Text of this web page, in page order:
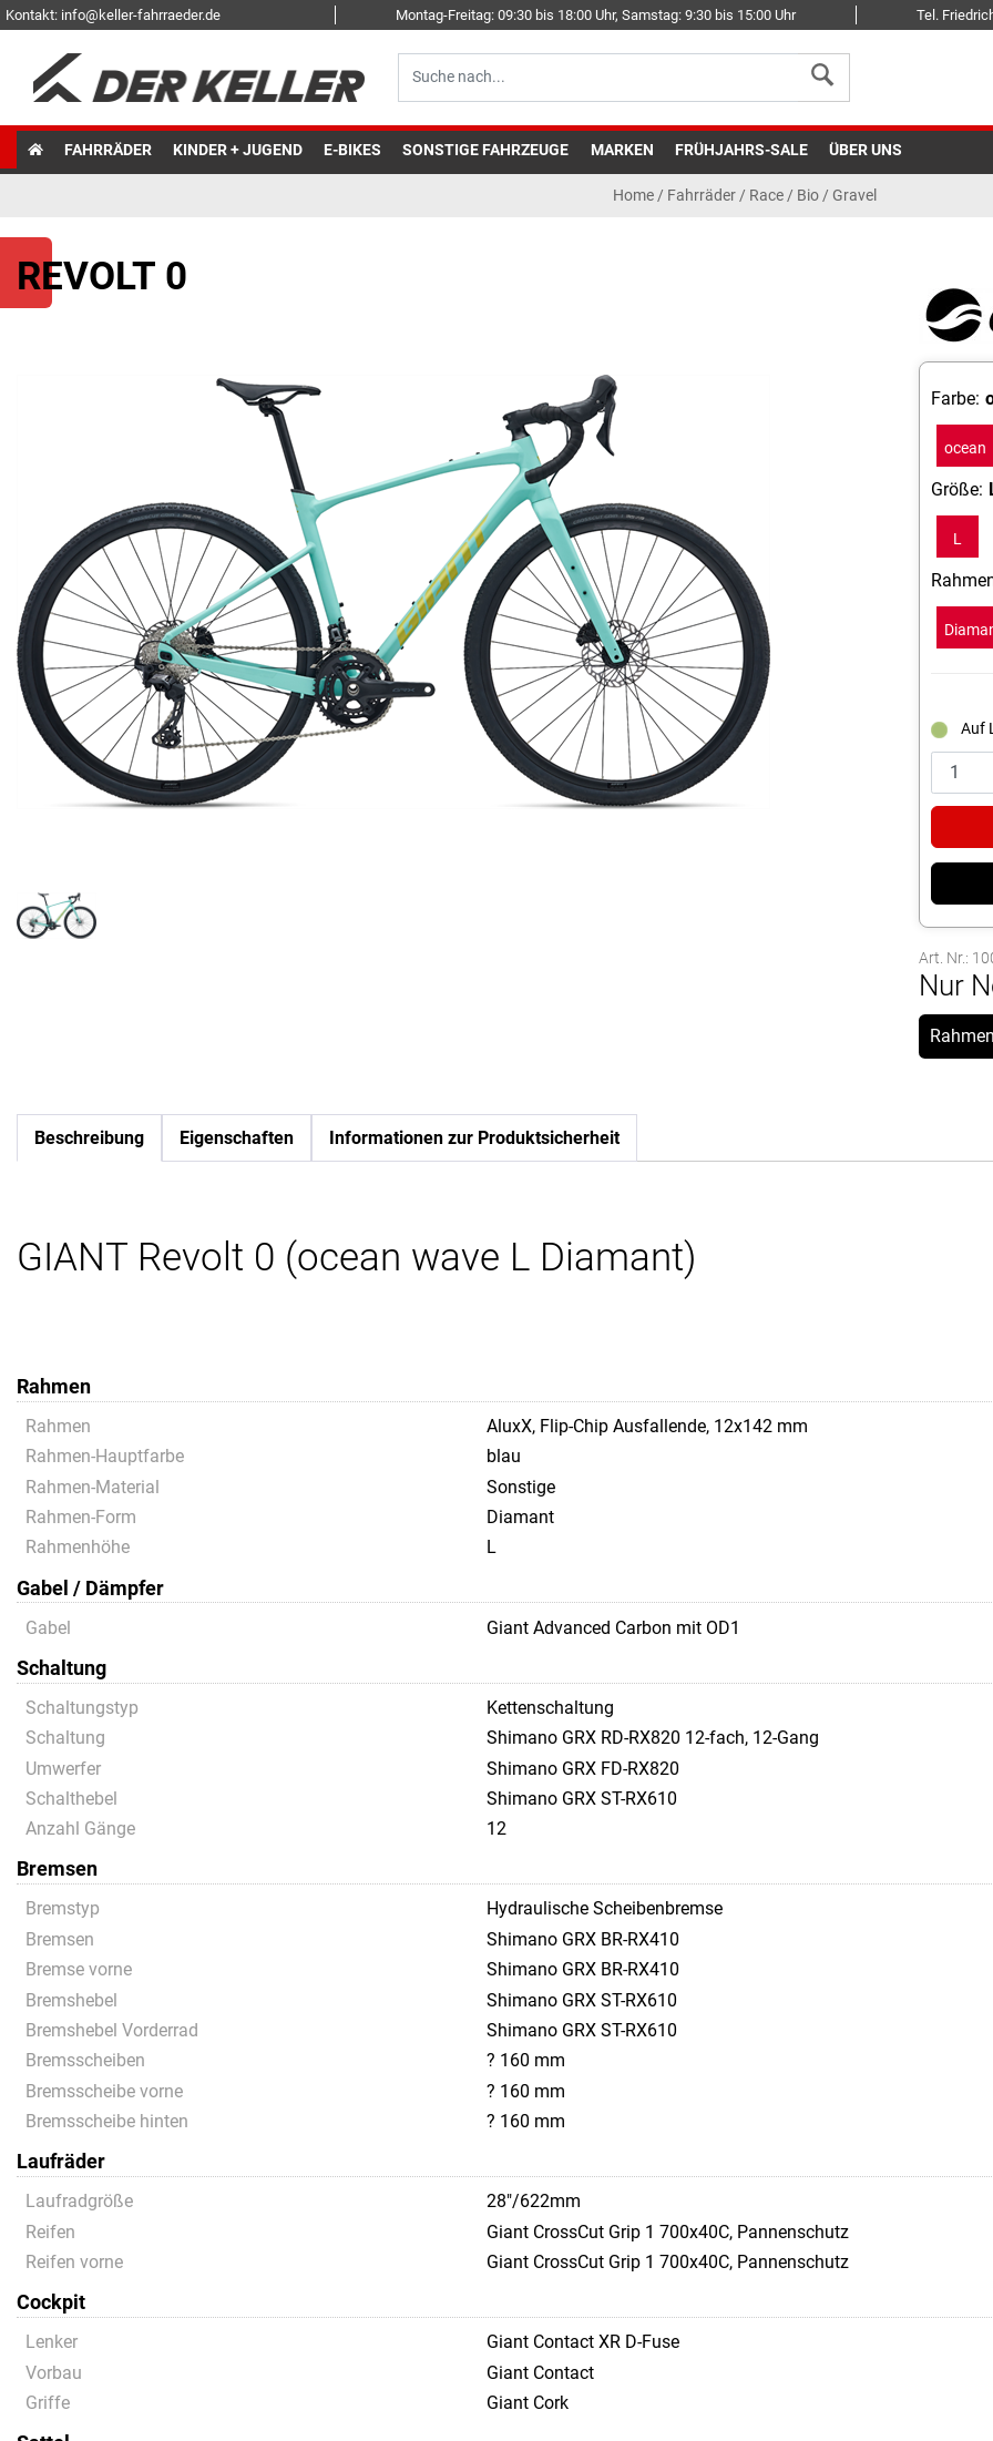
Kontakt: info@keller-fahrraeder.de Montag-Freitag: 09:30 bis 18:00 Uhr, Samstag: 9:30 bis 15:00 Uhr Tel.
FAHRRÄDER KINDER + JUGEND E-BIKES SONSTIGE FAHRZEUGE MARKEN FRÜHJAHRS-SALE ÜBER UNS
Home / Fahrräder / Race / Bio / Gravel
REVOLT 0
Farbe:
ocean
wave
Größe:
L
Auf
Art. Nr.:
Nur
Beschreibung Eigenschaften Informationen zur Produktsicherheit
GIANT Revolt 0 (ocean wave L Diamant)
Rahmen
Rahmen
AluxX, Flip-Chip Ausfallende, 12x142 mm
Rahmen-Hauptfarbe
blau
Rahmen-Material
Sonstige
Rahmen-Form
Diamant
Rahmenhöhe
L
Gabel / Dämpfer
Gabel Giant Advanced Carbon mit OD1
Schaltung
Schaltungstyp
Kettenschaltung
Schaltung
Shimano GRX RD-RX820 12-fach, 12-Gang
Umwerfer
Shimano GRX FD-RX820
Schalthebel
Shimano GRX ST-RX610
Anzahl Gänge
12
Bremsen
Bremstyp
Hydraulische Scheibenbremse
Bremsen
Shimano GRX BR-RX410
Bremse vorne
Shimano GRX BR-RX410
Bremshebel
Shimano GRX ST-RX610
Bremshebel Vorderrad
Shimano GRX ST-RX610
Bremsscheiben
? 160 mm
Bremsscheibe vorne
? 160 mm
Bremsscheibe hinten
? 160 mm
Laufräder
Laufradgröße
28"/622mm
Reifen
Giant CrossCut Grip 1 700x40C, Pannenschutz
Reifen vorne
Giant CrossCut Grip 1 700x40C, Pannenschutz
Cockpit
Lenker
Giant Contact XR D-Fuse
Vorbau
Giant Contact
Griffe
Giant Cork